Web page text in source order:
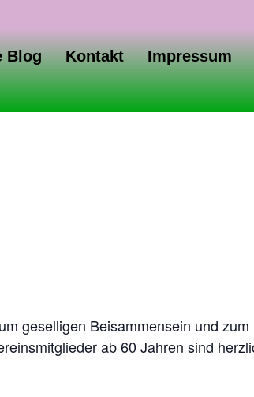
Blog Kontakt Impressum
geselligen Beisammensein und zum
ab 60 Jahren sind